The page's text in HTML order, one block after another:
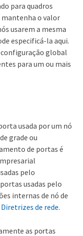
para quadros
mantenha o valor
usarem a mesma
especificá-la aqui.
configuração global
para um ou mais
usada por um nó
grade ou
de portas é
pelo
usadas pelo
internas de nó de
Diretrizes de rede.
as portas